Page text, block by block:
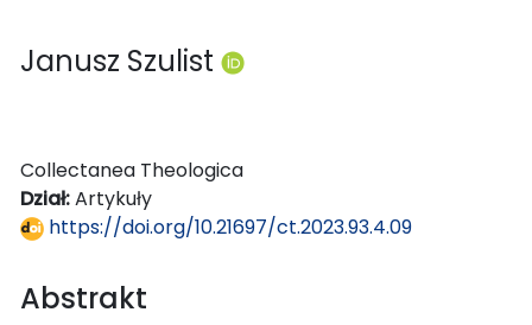
Janusz Szulist
Collectanea Theologica
Dział:Artykuły
https://doi.org/10.21697/ct.2023.93.4.09
Abstrakt